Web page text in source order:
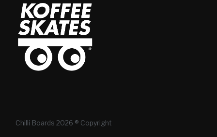
Chilli Boards 2026 ® Copyright